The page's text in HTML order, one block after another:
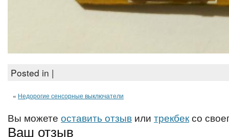
Posted in |
« Недорогие сенсорные выключатели
Вы можете оставить отзыв или трекбексо
Ваш отзыв